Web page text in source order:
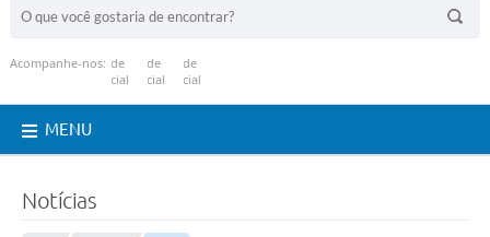
Acompanhe-nos:
MENU
Notícias